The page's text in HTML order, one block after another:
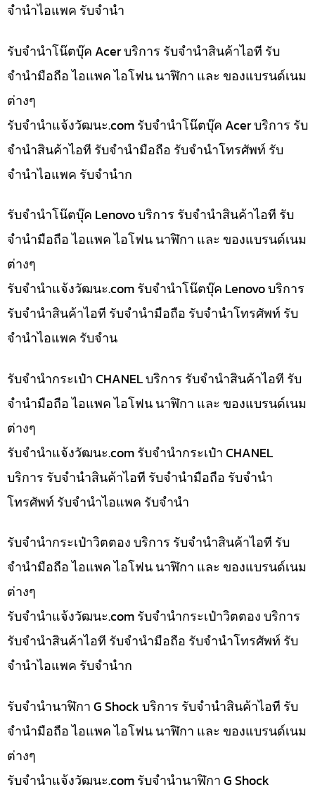
จำนำไอแพค รับจำนำ
รับจำนำโน๊ตบุ๊ค Acer บริการ รับจำนำสินค้าไอที รับ
จำนำมือถือ ไอแพค ไอโฟน นาฬิกา และ ของแบรนด์เนม
ต่างๆ
รับจํานําแจ้งวัฒนะ.com รับจำนำโน๊ตบุ๊ค Acer บริการ รับ
จำนำสินค้าไอที รับจำนำมือถือ รับจำนำโทรศัพท์ รับ
จำนำไอแพค รับจำนำก
รับจำนำโน๊ตบุ๊ค Lenovo บริการ รับจำนำสินค้าไอที รับ
จำนำมือถือ ไอแพค ไอโฟน นาฬิกา และ ของแบรนด์เนม
ต่างๆ
รับจํานําแจ้งวัฒนะ.com รับจำนำโน๊ตบุ๊ค Lenovo บริการ
รับจำนำสินค้าไอที รับจำนำมือถือ รับจำนำโทรศัพท์ รับ
จำนำไอแพค รับจำน
รับจำนำกระเป๋า CHANEL บริการ รับจำนำสินค้าไอที รับ
จำนำมือถือ ไอแพค ไอโฟน นาฬิกา และ ของแบรนด์เนม
ต่างๆ
รับจํานําแจ้งวัฒนะ.com รับจำนำกระเป๋า CHANEL
บริการ รับจำนำสินค้าไอที รับจำนำมือถือ รับจำนำ
โทรศัพท์ รับจำนำไอแพค รับจำนำ
รับจำนำกระเป๋าวิตตอง บริการ รับจำนำสินค้าไอที รับ
จำนำมือถือ ไอแพค ไอโฟน นาฬิกา และ ของแบรนด์เนม
ต่างๆ
รับจํานําแจ้งวัฒนะ.com รับจำนำกระเป๋าวิตตอง บริการ
รับจำนำสินค้าไอที รับจำนำมือถือ รับจำนำโทรศัพท์ รับ
จำนำไอแพค รับจำนำก
รับจำนำนาฬิกา G Shock บริการ รับจำนำสินค้าไอที รับ
จำนำมือถือ ไอแพค ไอโฟน นาฬิกา และ ของแบรนด์เนม
ต่างๆ
รับจํานําแจ้งวัฒนะ.com รับจำนำนาฬิกา G Shock